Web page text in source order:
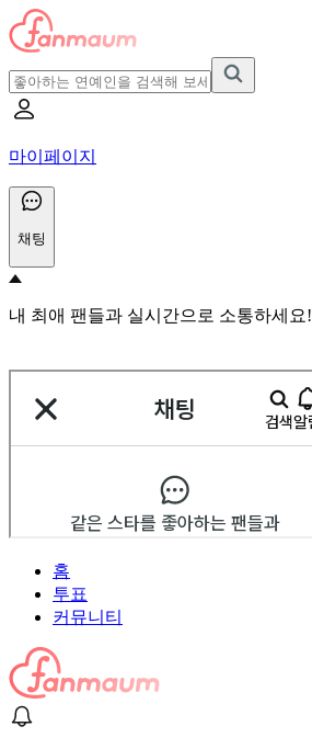
마이페이지
채팅
내 최애 팬들과 실시간으로 소통하세요!
홈
투표
커뮤니티